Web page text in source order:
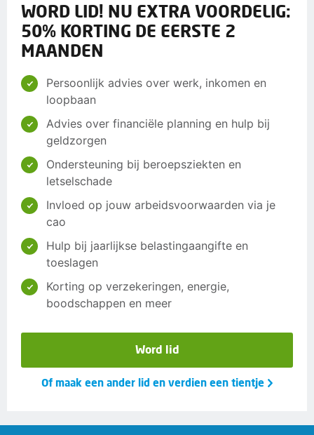
WORD LID! NU EXTRA VOORDELIG:
50% KORTING DE EERSTE 2
MAANDEN
Persoonlijk advies over werk, inkomen en
loopbaan
Advies over financiële planning en hulp bij
geldzorgen
Ondersteuning bij beroepsziekten en
letselschade
Invloed op jouw arbeidsvoorwaarden via je
cao
Hulp bij jaarlijkse belastingaangifte en
toeslagen
Korting op verzekeringen, energie,
boodschappen en meer
Word lid
Of maak een ander lid en verdien een tientje